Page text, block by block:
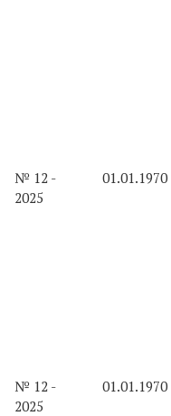
№ 12 -
2025
01.01.1970
№ 12 -
2025
01.01.1970